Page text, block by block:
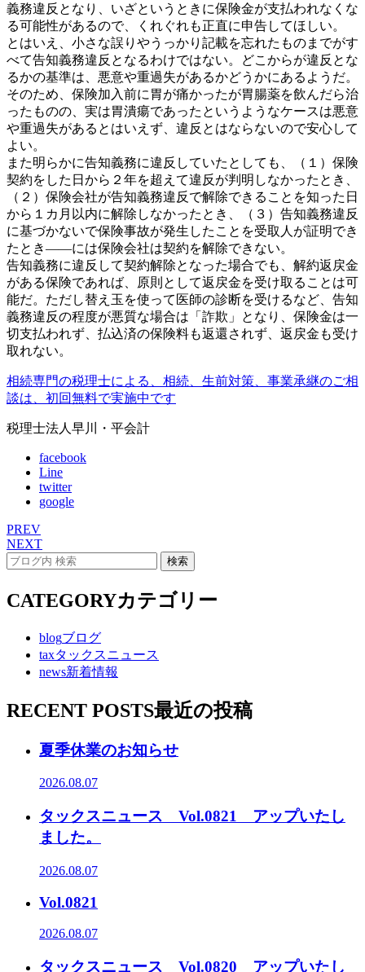
義務違反となり、いざというときに保険金が支払われなくな
る可能性があるので、くれぐれも正直に申告してほしい。
とはいえ、小さな誤りやうっかり記載を忘れたものまでがす
べて告知義務違反となるわけではない。どこからが違反とな
るかの基準は、悪意や重過失があるかどうかにあるようだ。
そのため、保険加入前に胃が痛かったが胃腸薬を飲んだら治
ったものの、実は胃潰瘍であったというようなケースは悪意
や重過失があるとはいえず、違反とはならないので安心して
よい。
また明らかに告知義務に違反していたとしても、（１）保険
契約をした日から２年を超えて違反が判明しなかったとき、
（２）保険会社が告知義務違反で解除できることを知った日
から１カ月以内に解除しなかったとき、（３）告知義務違反
に基づかないで保険事故が発生したことを受取人が証明でき
たとき――には保険会社は契約を解除できない。
告知義務に違反して契約解除となった場合でも、解約返戻金
がある保険であれば、原則として返戻金を受け取ることは可
能だ。ただし替え玉を使って医師の診断を受けるなど、告知
義務違反の程度が悪質な場合は「詐欺」となり、保険金は一
切支払われず、払込済の保険料も返還されず、返戻金も受け
取れない。
相続専門の税理士による、相続、生前対策、事業承継のご相
談は、初回無料で実施中です
税理士法人早川・平会計
facebook
Line
twitter
google
PREV
NEXT
CATEGORYカテゴリー
blogブログ
taxタックスニュース
news新着情報
RECENT POSTS最近の投稿
夏季休業のお知らせ
2026.08.07
タックスニュース Vol.0821 アップいたし
ました。
2026.08.07
Vol.0821
2026.08.07
タックスニュース Vol.0820 アップいたし